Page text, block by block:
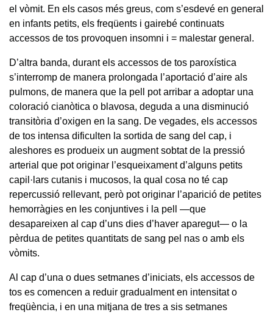
el vòmit. En els casos més greus, com s’esdevé en general
en infants petits, els freqüents i gairebé continuats
accessos de tos provoquen insomni i = malestar general.
D’altra banda, durant els accessos de tos paroxística
s’interromp de manera prolongada l’aportació d’aire als
pulmons, de manera que la pell pot arribar a adoptar una
coloració cianòtica o blavosa, deguda a una disminució
transitòria d’oxigen en la sang. De vegades, els accessos
de tos intensa dificulten la sortida de sang del cap, i
aleshores es produeix un augment sobtat de la pressió
arterial que pot originar l’esqueixament d’alguns petits
capil·lars cutanis i mucosos, la qual cosa no té cap
repercussió rellevant, però pot originar l’aparició de petites
hemorràgies en les conjuntives i la pell —que
desapareixen al cap d’uns dies d’haver aparegut— o la
pèrdua de petites quantitats de sang pel nas o amb els
vòmits.
Al cap d’una o dues setmanes d’iniciats, els accessos de
tos es comencen a reduir gradualment en intensitat o
freqüència, i en una mitjana de tres a sis setmanes